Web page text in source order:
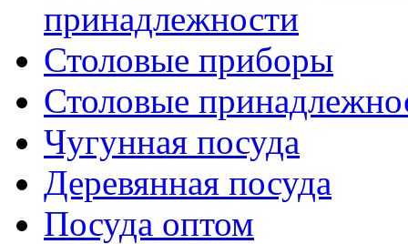
принадлежности
Столовые приборы
Столовые
Чугунная посуда
Деревянная посуда
Посуда оптом